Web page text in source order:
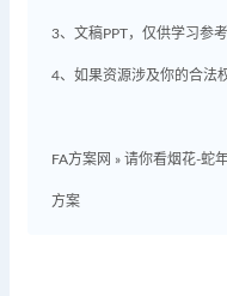
3、文稿PPT，仅供学习参
4、如果资源涉及你的合法
FA方案网 » 请你看烟花-蛇
方案